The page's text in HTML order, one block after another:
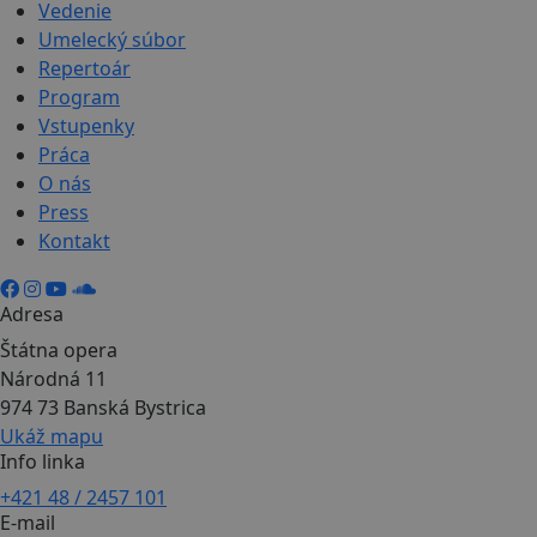
Vedenie
Umelecký súbor
Repertoár
Program
Vstupenky
Práca
O nás
Press
Kontakt
Adresa
Štátna opera
Národná 11
974 73 Banská Bystrica
Ukáž mapu
Info linka
+421 48 / 2457 101
E-mail